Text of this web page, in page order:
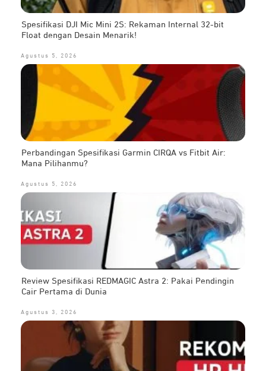
Spesifikasi DJI Mic Mini 2S: Rekaman Internal 32-bit
Float dengan Desain Menarik!
Agustus 5, 2026
Perbandingan Spesifikasi Garmin CIRQA vs Fitbit Air:
Mana Pilihanmu?
Agustus 5, 2026
Review Spesifikasi REDMAGIC Astra 2: Pakai Pendingin
Cair Pertama di Dunia
Agustus 3, 2026